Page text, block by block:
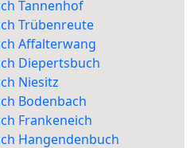
Tannenhof
Trübenreute
Affalterwang
Diepertsbuch
Niesitz
Bodenbach
Frankeneich
Hangendenbuch